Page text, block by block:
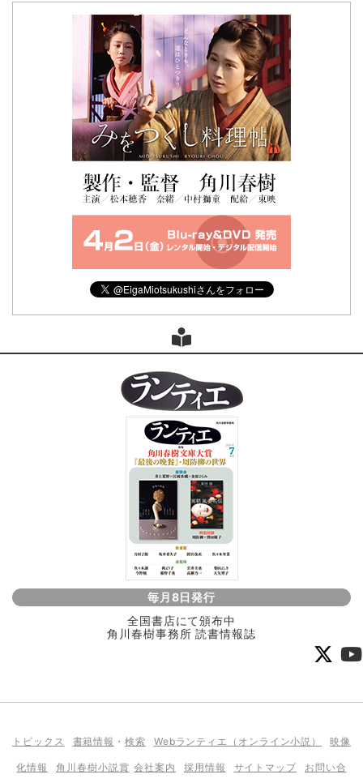
毎月8日発行
全国書店にて頒布中
角川春樹事務所 読書情報誌
トピックス 書籍情報 ・検索 Webランティエ（オンライン小説） 映像
化情報 角川春樹小説賞 会社案内 採用情報 サイトマップ お問い合